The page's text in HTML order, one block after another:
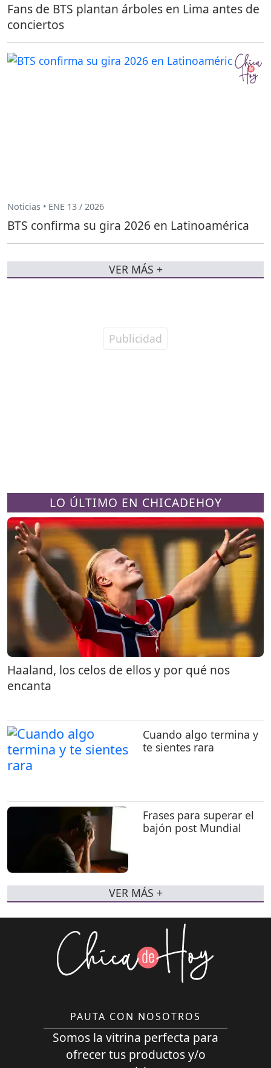
LO ÚLTIMO EN CHICADEHOY
Haaland, los celos de ellos y por qué nos
encanta
Cuando algo termina y
te sientes rara
Frases para superar el
bajón post Mundial
VER MÁS +
Fans de BTS plantan árboles en Lima antes de
conciertos
Noticias • ENE 13 / 2026
BTS confirma su gira 2026 en Latinoamérica
VER MÁS +
PAUTA CON NOSOTROS
Somos la vitrina perfecta para
ofrecer tus productos y/o